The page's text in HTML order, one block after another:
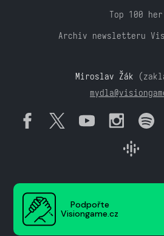
Top 100 her
Archiv newsletteru
Miroslav Žák
Podpořte
Visiongame.cz